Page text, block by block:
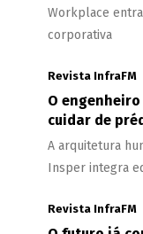
Workplace
corporativa
Revista InfraFM
O
cuidar de
A arquitetura
Insper integra
Revista InfraFM